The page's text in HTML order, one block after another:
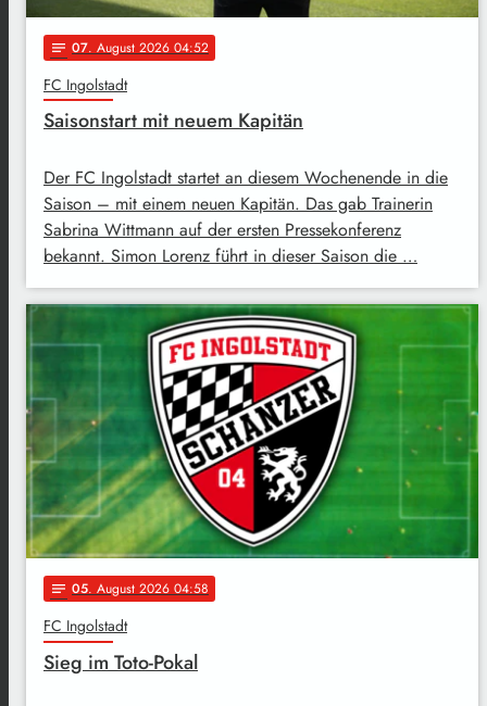
notes 07. August 2026 04:52
FC Ingolstadt
Saisonstart mit neuem Kapitän
Der FC Ingolstadt startet an diesem Wochenende in die
Saison – mit einem neuen Kapitän. Das gab Trainerin
Sabrina Wittmann auf der ersten Pressekonferenz
bekannt. Simon Lorenz führt in dieser Saison die …
notes 05. August 2026 04:58
FC Ingolstadt
Sieg im Toto-Pokal